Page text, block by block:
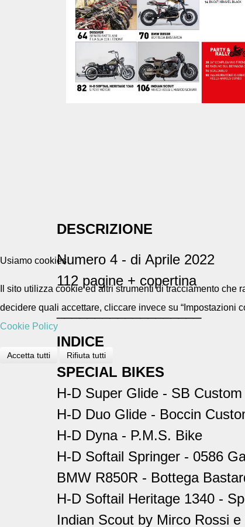
DESCRIZIONE
Numero 4 - di Aprile 2022
112 pagine + copertina
___________________
INDICE
SPECIAL BIKES
H-D Super Glide - SB
H-D Duo Glide - Boccin
H-D Dyna - P.M.S. Bike
H-D Softail Springer - 0586
BMW R850R - Bottega
H-D Softail Heritage 1340 -
Indian Scout by Mirco Rossi
Usiamo cookies
Il sito utilizza cookie ed altri strumenti di tracciamento
decidere quali accettare, cliccare invece su “Impostazioni
Cookie Policy
Accetta tutti Rifiuta tutti